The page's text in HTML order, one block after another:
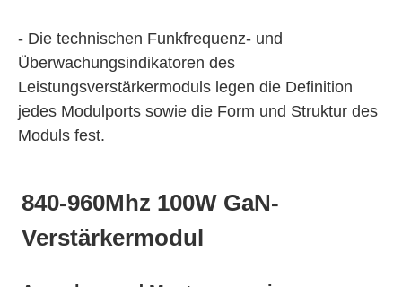
- Die technischen Funkfrequenz- und
Überwachungsindikatoren des
Leistungsverstärkermoduls legen die Definition
jedes Modulports sowie die Form und Struktur des
Moduls fest.
840-960Mhz 100W GaN-
Verstärkermodul